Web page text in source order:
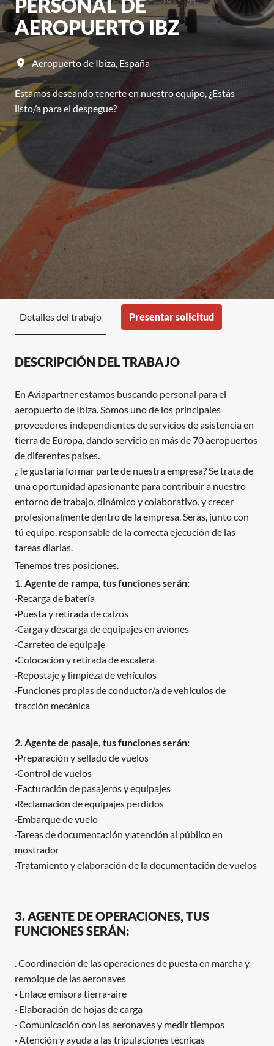
PERSONAL DE
AEROPUERTO IBZ
Aeropuerto de Ibiza, España
Estamos deseando tenerte en nuestro equipo, ¿Estás
listo/a para el despegue?
Detalles del trabajo Presentar solicitud
DESCRIPCIÓN DEL TRABAJO
En Aviapartner estamos buscando personal para el
aeropuerto de Ibiza. Somos uno de los principales
proveedores independientes de servicios de asistencia en
tierra de Europa, dando servicio en más de 70 aeropuertos
de diferentes países.
¿Te gustaría formar parte de nuestra empresa? Se trata de
una oportunidad apasionante para contribuir a nuestro
entorno de trabajo, dinámico y colaborativo, y crecer
profesionalmente dentro de la empresa. Serás, junto con
tú equipo, responsable de la correcta ejecución de las
tareas diarias.
Tenemos tres posiciones.
1. Agente de rampa, tus funciones serán:
·Recarga de batería
·Puesta y retirada de calzos
·Carga y descarga de equipajes en aviones
·Carreteo de equipaje
·Colocación y retirada de escalera
·Repostaje y limpieza de vehículos
·Funciones propias de conductor/a de vehículos de
tracción mecánica
2. Agente de pasaje, tus funciones serán:
·Preparación y sellado de vuelos
·Control de vuelos
·Facturación de pasajeros y equipajes
·Reclamación de equipajes perdidos
·Embarque de vuelo
·Tareas de documentación y atención al público en
mostrador
·Tratamiento y elaboración de la documentación de vuelos
3. AGENTE DE OPERACIONES, TUS
FUNCIONES SERÁN:
. Coordinación de las operaciones de puesta en marcha y
remolque de las aeronaves
· Enlace emisora tierra-aire
· Elaboración de hojas de carga
· Comunicación con las aeronaves y medir tiempos
· Atención y ayuda a las tripulaciones técnicas